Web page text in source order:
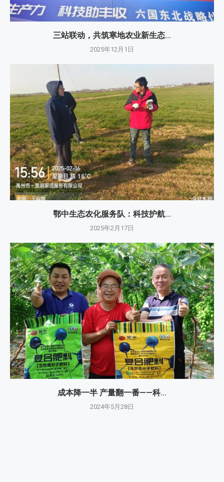
三站联动，共筑寒地农业新生态...
2025年12月1日
鄂中生态农化服务队：科技护航...
2025年2月17日
成本降一半 产量翻一番——科...
2024年5月28日